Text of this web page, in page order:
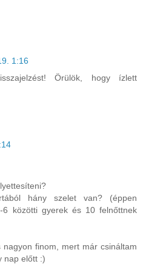
1:16
Örülök, hogy ízlett
hány szelet van? (éppen
6 közötti gyerek és 10 felnőttnek
nagyon finom, mert már csináltam
nap előtt :)